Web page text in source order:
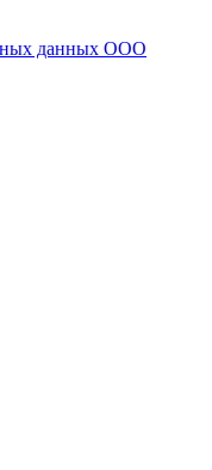
данных ООО